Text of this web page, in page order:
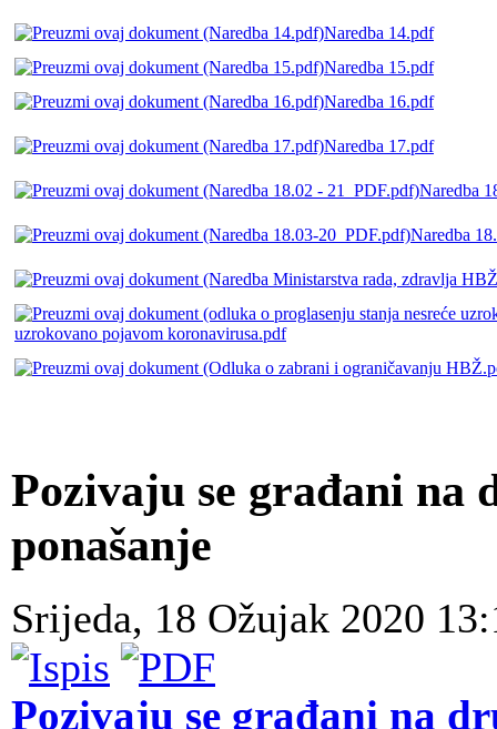
Naredba 14.pdf
Naredba 15.pdf
Naredba 16.pdf
Naredba 17.pdf
Naredba
Naredba
uzrokovano pojavom koronavirusa.pdf
Pozivaju se građani na
ponašanje
Srijeda, 18 Ožujak 2020
Pozivaju se građani na